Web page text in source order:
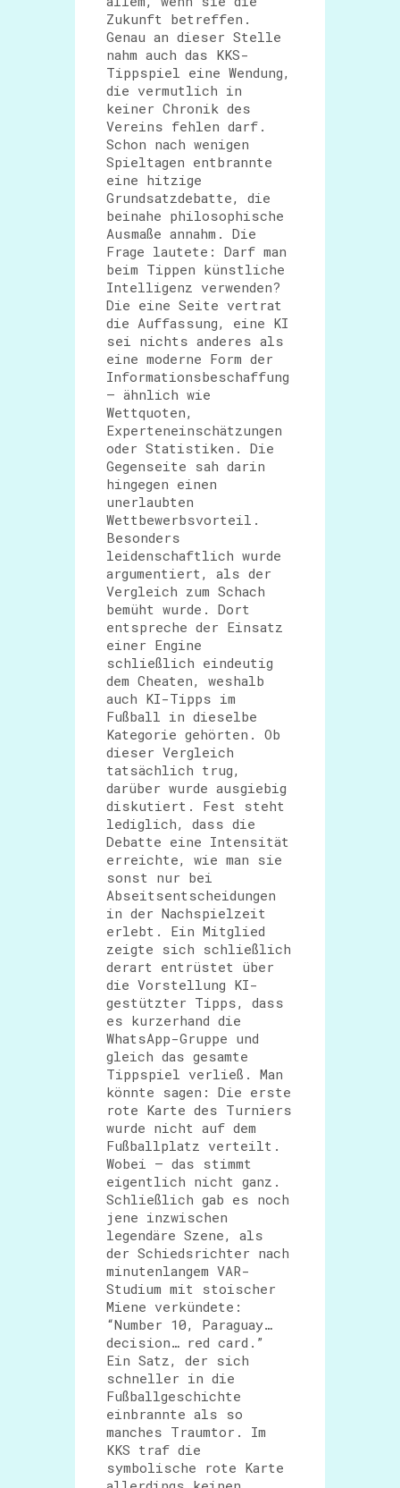
Zukunft betreffen.
Genau an dieser Stelle
nahm auch das KKS-
Tippspiel eine Wendung,
die vermutlich in
keiner Chronik des
Vereins fehlen darf.
Schon nach wenigen
Spieltagen entbrannte
eine hitzige
Grundsatzdebatte, die
beinahe philosophische
Ausmaße annahm. Die
Frage lautete: Darf man
beim Tippen künstliche
Intelligenz verwenden?
Die eine Seite vertrat
die Auffassung, eine KI
sei nichts anderes als
eine moderne Form der
Informationsbeschaffung
– ähnlich wie
Wettquoten,
Experteneinschätzungen
oder Statistiken. Die
Gegenseite sah darin
hingegen einen
unerlaubten
Wettbewerbsvorteil.
Besonders
leidenschaftlich wurde
argumentiert, als der
Vergleich zum Schach
bemüht wurde. Dort
entspreche der Einsatz
einer Engine
schließlich eindeutig
dem Cheaten, weshalb
auch KI-Tipps im
Fußball in dieselbe
Kategorie gehörten. Ob
dieser Vergleich
tatsächlich trug,
darüber wurde ausgiebig
diskutiert. Fest steht
lediglich, dass die
Debatte eine Intensität
erreichte, wie man sie
sonst nur bei
Abseitsentscheidungen
in der Nachspielzeit
erlebt. Ein Mitglied
zeigte sich schließlich
derart entrüstet über
die Vorstellung KI-
gestützter Tipps, dass
es kurzerhand die
WhatsApp-Gruppe und
gleich das gesamte
Tippspiel verließ. Man
könnte sagen: Die erste
rote Karte des Turniers
wurde nicht auf dem
Fußballplatz verteilt.
Wobei – das stimmt
eigentlich nicht ganz.
Schließlich gab es noch
jene inzwischen
legendäre Szene, als
der Schiedsrichter nach
minutenlangem VAR-
Studium mit stoischer
Miene verkündete:
“Number 10, Paraguay…
decision… red card.”
Ein Satz, der sich
schneller in die
Fußballgeschichte
einbrannte als so
manches Traumtor. Im
KKS traf die
symbolische rote Karte